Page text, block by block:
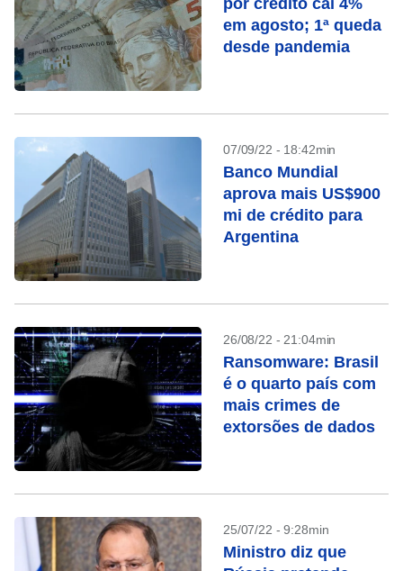
por crédito cai 4%
em agosto; 1ª queda
desde pandemia
07/09/22 - 18:42min
Banco Mundial
aprova mais US$900
mi de crédito para
Argentina
26/08/22 - 21:04min
Ransomware: Brasil
é o quarto país com
mais crimes de
extorsões de dados
25/07/22 - 9:28min
Ministro diz que